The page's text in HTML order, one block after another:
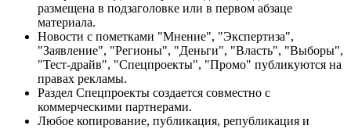
размещена в подзаголовке или в первом абзаце
материала.
Новости с пометками "Мнение", "Экспертиза",
"Заявление", "Регионы", "Деньги", "Власть", "Выборы",
"Тест-драйв", "Спецпроекты", "Промо" публикуются на
правах рекламы.
Раздел Спецпроекты создается совместно с
коммерческими партнерами.
Любое копирование, публикация, републикация и